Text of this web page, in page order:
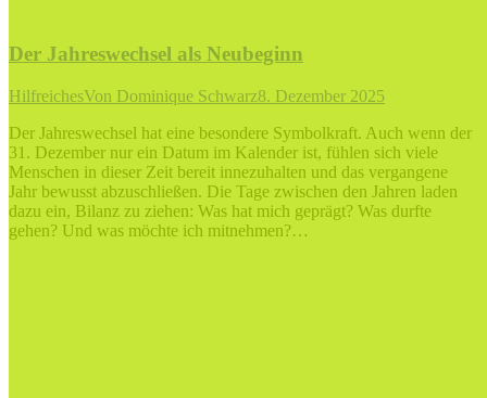
Der Jahreswechsel als Neubeginn
HilfreichesVon Dominique Schwarz8. Dezember 2025
Der Jahreswechsel hat eine besondere Symbolkraft. Auch wenn der
31. Dezember nur ein Datum im Kalender ist, fühlen sich viele
Menschen in dieser Zeit bereit innezuhalten und das vergangene
Jahr bewusst abzuschließen. Die Tage zwischen den Jahren laden
dazu ein, Bilanz zu ziehen: Was hat mich geprägt? Was durfte
gehen? Und was möchte ich mitnehmen?…